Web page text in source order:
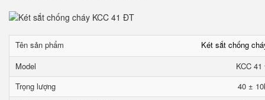
Tên sản phẩm
Két sắt chống
Model
KCC
Trọng lượng
40 ±